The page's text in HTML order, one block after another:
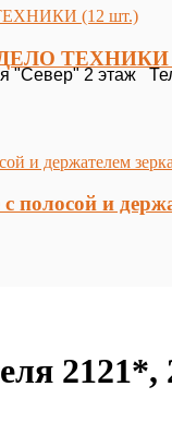
"Север" 2 этаж
ДЕЛО ТЕХНИКИ
полосой и
2121*,